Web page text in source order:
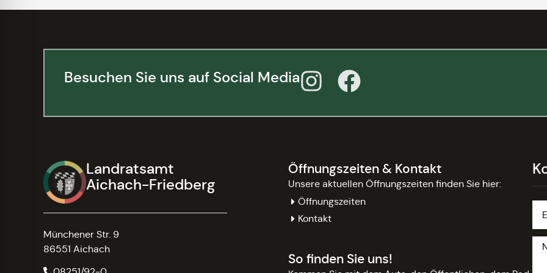
Besuchen Sie uns auf Social Media
Landratsamt
Aichach-Friedberg
Münchener Str. 9
86551 Aichach
Öffnungszeiten & Kontakt
Unsere aktuellen Öffnungszeiten finden Sie hier:
Öffnungszeiten
Kontakt
So finden Sie uns!